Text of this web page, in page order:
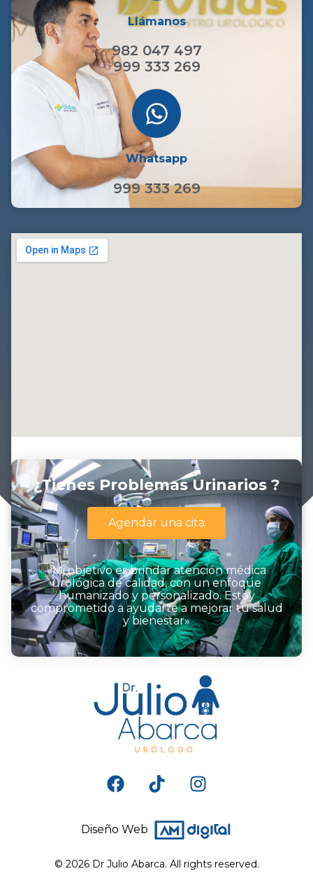
Llámanos
982 047 497
999 333 269
Whatsapp
999 333 269
¿Tienes Problemas Urinarios ?
Agendar una cita
«Mi objetivo es brindar atención médica
urológica de calidad, con un enfoque
humanizado y personalizado. Estoy
comprometido a ayudarte a mejorar tu salud
y bienestar»
Diseño Web
© 2026 Dr Julio Abarca. All rights reserved.